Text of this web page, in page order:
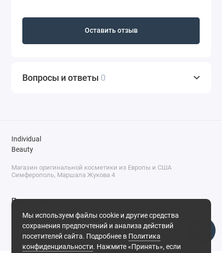
Оставить отзыв
Вопросы и ответы 0
Мы используем файлы cookie и другие средства
сохранения предпочтений и анализа действий
посетителей сайта. Подробнее в Политика
конфиденциальности. Нажмите «Принять», если
Individual
Beauty
Магазин оригинальной косметики из Европы и США
Симферополь, Маршала Жукова 4
Поддержка
+7 (978) 586-46-46
ПН-ПТ: 9:00 - 18:00
Суббота: 9:00 - 17:00
Воскресенье: выходной